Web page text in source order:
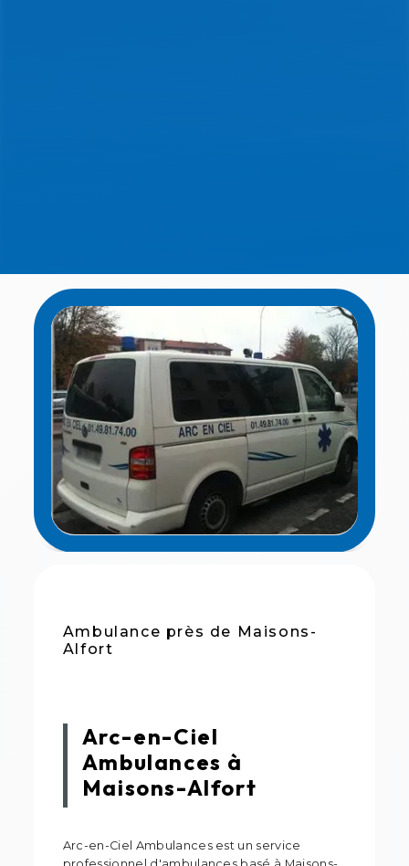
Ambulance près de Maisons-
Alfort
Arc-en-Ciel
Ambulances à
Maisons-Alfort
Arc-en-Ciel Ambulances est un service